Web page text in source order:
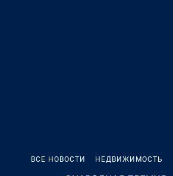
ВСЕ НОВОСТИ НЕДВИЖИМОСТЬ